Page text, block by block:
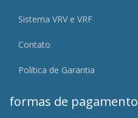
Sistema VRV e VRF
Contato
Política de Garantia
formas de pagamento